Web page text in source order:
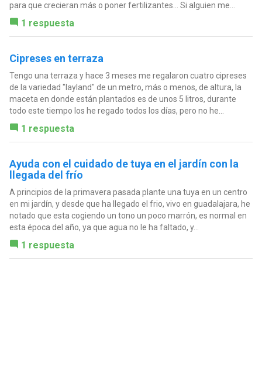
para que crecieran más o poner fertilizantes... Si alguien me...
1 respuesta
Cipreses en terraza
Tengo una terraza y hace 3 meses me regalaron cuatro cipreses
de la variedad "layland" de un metro, más o menos, de altura, la
maceta en donde están plantados es de unos 5 litros, durante
todo este tiempo los he regado todos los días, pero no he...
1 respuesta
Ayuda con el cuidado de tuya en el jardín con la
llegada del frío
A principios de la primavera pasada plante una tuya en un centro
en mi jardín, y desde que ha llegado el frio, vivo en guadalajara, he
notado que esta cogiendo un tono un poco marrón, es normal en
esta época del año, ya que agua no le ha faltado, y...
1 respuesta